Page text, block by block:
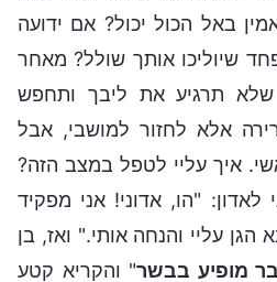
באל הכול יכול? אם ידועה
שיוליכו אותך שולל? מאחר
תרגיע את ליבך ותחפש
אלא לחזור למושבי, אבל
איך עליי לטפל במצב הזה?
"הו, אדוני! אני מפקיד
עליי והנחה אותי." ואז, בן
מופיע בבשר" והקריא קטע